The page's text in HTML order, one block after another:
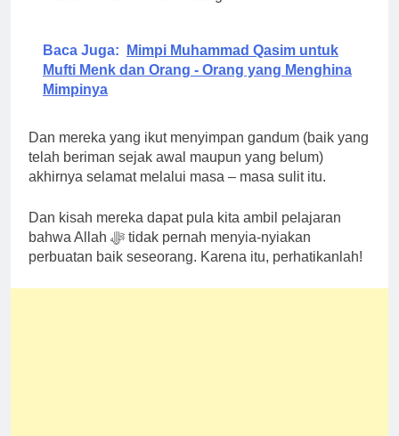
Baca Juga:
Mimpi Muhammad Qasim untuk
Mufti Menk dan Orang - Orang yang Menghina
Mimpinya
Dan mereka yang ikut menyimpan gandum (baik yang
telah beriman sejak awal maupun yang belum)
akhirnya selamat melalui masa – masa sulit itu.
Dan kisah mereka dapat pula kita ambil pelajaran
bahwa Allah ﷻ tidak pernah menyia-nyiakan
perbuatan baik seseorang. Karena itu, perhatikanlah!